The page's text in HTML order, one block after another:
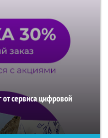
сервиса цифровой